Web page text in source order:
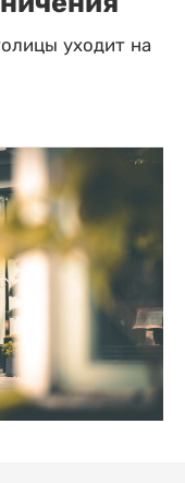
уходит на